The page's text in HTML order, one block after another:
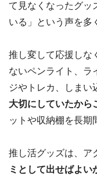
て見なくなったグッ
いる」という声を多
推し変して応援しな
ないペンライト、ラ
ジやトレカ、しま
大切にしていたから
ットや収納棚を長期
推し活グッズは、ア
ミとして出せばよい